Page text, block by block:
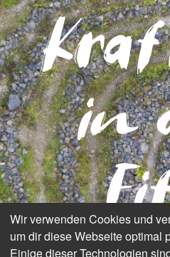
in
Wir verwenden Cookies und
um dir diese Webseite optimal
Einige dieser Technologien